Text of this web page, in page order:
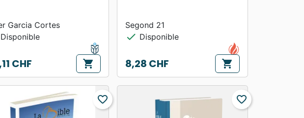
Garcia Cortes
Disponible
CHF shopping_cart
Segond 21
check Disponible
Prix
8,28 CHF shopping_cart
favorite_border favorite_border